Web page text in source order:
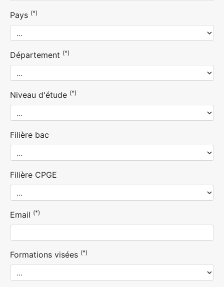
Pays (*)
Département (*)
Niveau d'étude (*)
Filière bac
Filière CPGE
Email (*)
Formations visées (*)